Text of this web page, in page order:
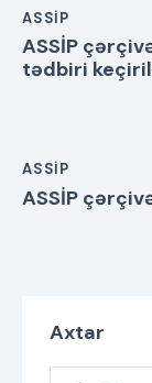
ASSİP
ASSİP
tədbiri
ASSİP
ASSİP
Axtar